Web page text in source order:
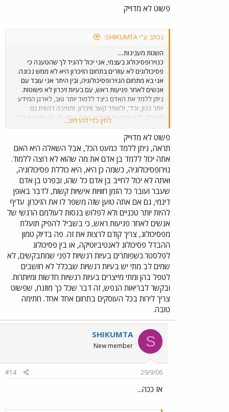
פשוט לא מדוייק
נכתב ע"י SHIKUMTA:
השגות מענינות....
כנוירופסיכולוג בעצמי, אני יכול להגיד לך שהטענה כי
פסיכולוגים לא עוזרים בתחום הזיכרון היא לא ממש נכונה.
אני בא מתחום הנוירופסיכולוגיה, ובין היתר אני עובד עם
אנשים לאחר פגיעות ראש, עם בעיות זיכרון לא פשוטות.
ניתן ללמד את האדם כיצד ללמוד יותר טוב, לארגן המידע
יותר נכון, וכד', ולשפר קשב וזיכרון. ותמיכה רגשית גם
חשובה. לגבי בריאות הנפש, אתה צודק, זה לא מתאים לכל
אחד, ולגבי המשפט האחרון, אני מאחל לך שנה טובה
ומתוקה, ללא עצבים בכלל, לא רק לא במסגרת בריאות
הנפש... חתימה טובה פביאן ב. - מנהל הפורום
לחץ כדי להרחיב...
פשוט לא מדוייק
תראה, ניתן ללמד כמעט הכל, אבל השאלה היא האם
אתה יכול ללמד בן אדם את מה שהוא לא רוצה ללמוד.
נוירופסיכולוגיה, כשמה כן היא, היא כוללת פסיכולוגיה,
ואתה לא יכול לחייב בן אדם כל שהו, ובפרט בן אדם
שעבר ועובר כל הזמן חוויות אישיות קשות, לדבר באופן
דינמי, גם אם אתה טוען שזה משפר לו את הזיכרון. עדיף
להיות יותר טכניים ולא לפלוש בגסות לעולמם הרגשי של
אנשים לאחר פגיעות ראש, כי בשביל להפיק תועלת
מפסיכולוג, צריך קודם לרצות את זה. פה בדיוק טמון
ההבדל פסיכולוג לאנטיביוטיקה, או בין פסיכולוג
לפלסטר.כשפותרים בעיות רגשיות לפני שמתבקשים, לא
שמים לב מתי יש בעיות רגשיות שבכלל לא חושבים
לטפל בהן ומתי מייצרים בעיות רגשיות חדשות ומיותרות.
ובקשר לבריאות הנפש, זה דבר שכל כך מוזנח, שפשוט
צריך לירות בכל העוסקים בתחום אחד אחד. חתימה
טובה.
S
SHIKUMTA
New member
29/9/06
#14
אז ככה...